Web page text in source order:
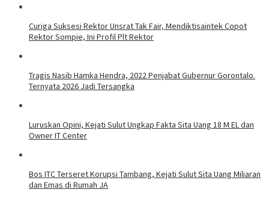
Curiga Suksesi Rektor Unsrat Tak Fair, Mendiktisaintek Copot
Rektor Sompie, Ini Profil Plt Rektor
Tragis Nasib Hamka Hendra, 2022 Penjabat Gubernur Gorontalo.
Ternyata 2026 Jadi Tersangka
Luruskan Opini, Kejati Sulut Ungkap Fakta Sita Uang 18 M EL dan
Owner IT Center
Bos ITC Terseret Korupsi Tambang, Kejati Sulut Sita Uang Miliaran
dan Emas di Rumah JA